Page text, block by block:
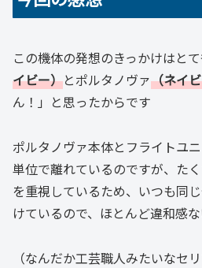
この機体の発想のきっかけはと
イビー）とポルタノヴァ（ネイ
ん！」と思ったからです
ポルタノヴァ本体とフライトユ
単位で離れているのですが、た
を重視しているため、いつも同
けているので、ほとんど違和感
（なんだか工芸職人みたいなセ